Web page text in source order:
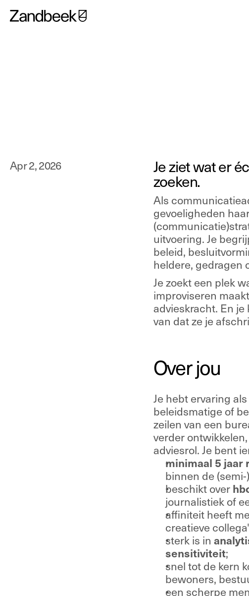
Apr 2, 2026 Je ziet wat er
zoeken.
Als
gevoeligheden
uitvoering. Je
beleid,
heldere, gedragen
Je zoekt een plek
improviseren
advieskracht. En
van dat ze je
Over jou
Je hebt ervaring
beleidsmatige of
zeilen van een
verder
adviesrol. Je bent
minimaal 5 jaar
binnen de
beschikt over
journalistiek of
affiniteit heeft
creatieve
sterk is in
sensitiviteit;
snel tot de kern
bewoners,
een scherpe